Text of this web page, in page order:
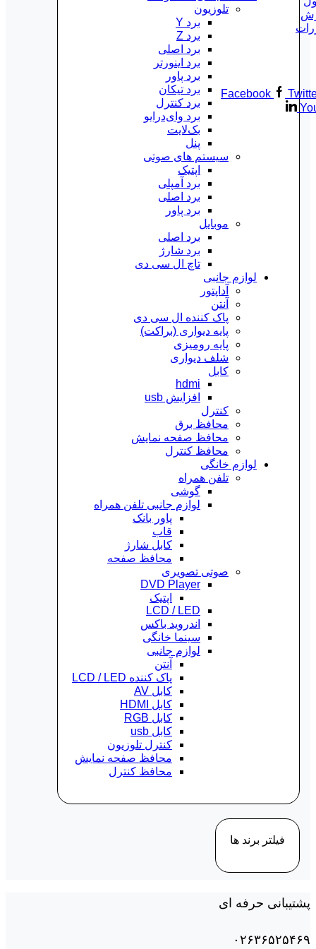
Facebook
تلوزیون
برد Y
برد Z
برد اصلی
برد اینورتر
برد پاور
برد تیکان
برد کنترل
برد وای‌درایو
بک‌لایت
پنل
سیستم های صوتی
اپتیک
برد آمپلی
برد اصلی
برد پاور
موبایل
برد اصلی
برد شارژ
تاچ ال سی دی
لوازم جانبی
آداپتور
آنتن
پاک کننده ال سی دی
پایه دیواری (براکت)
پایه رومیزی
شلف دیواری
کابل
hdmi
افزایش usb
کنترل
محافظ برق
محافظ صفحه نمایش
محافظ کنترل
لوازم خانگی
تلفن همراه
گوشی
لوازم جانبی تلفن همراه
پاور بانک
قاب
کابل شارژ
محافظ صفحه
صوتی تصویری
DVD Player
اپتیک
LCD / LED
اندروید باکس
سینما خانگی
لوازم جانبی
آنتن
پاک کننده LCD / LED
کابل AV
کابل HDMI
کابل RGB
کابل usb
کنترل تلوزیون
محافظ صفحه نمایش
محافظ کنترل
فیلتر برند ها
پشتیبانی حرفه ای
۰۲۶۳۶۵۲۵۴۶۹